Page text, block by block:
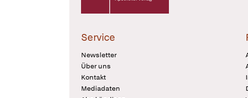
Service
Newsletter
Über uns
Kontakt
Mediadaten